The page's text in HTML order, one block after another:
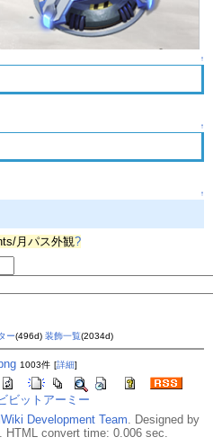
↑
↑
↑
月パス外観?
ー(496d) 装飾一覧(2034d)
1003件 [詳細]
ビットアーミー
Development Team . Designed by
HTML convert time: 0.006 sec.